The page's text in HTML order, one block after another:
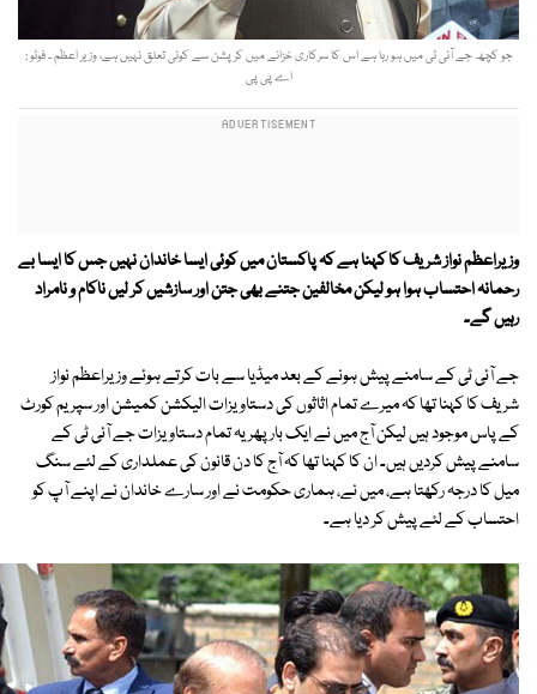
جو کچھ جے آئی ٹی میں ہو رہا ہے اس کا سرکاری خزانے میں کرپشن سے کوئی تعلق نہیں ہے، وزیر اعظم ۔ فوٹو :
اے پی پی
وزیراعظم نواز شریف کا کہنا ہے کہ پاکستان میں کوئی ایسا خاندان نہیں جس کا ایسا بے
رحمانہ احتساب ہوا ہو لیکن مخالفین جتنے بھی جتن اور سازشیں کر لیں ناکام و نامراد
رہیں گے۔
جے آئی ٹی کے سامنے پیش ہونے کے بعد میڈیا سے بات کرتے ہوئے وزیراعظم نواز
شریف کا کہنا تھا کہ میرے تمام اثاثوں کی دستاویزات الیکشن کمیشن اور سپریم کورٹ
کے پاس موجود ہیں لیکن آج میں نے ایک بار پھر یہ تمام دستاویزات جے آئی ٹی کے
سامنے پیش کردیں ہیں۔ ان کا کہنا تھا کہ آج کا دن قانون کی عملداری کے لئے سنگ
میل کا درجہ رکھتا ہے، میں نے، ہماری حکومت نے اور سارے خاندان نے اپنے آپ کو
احتساب کے لئے پیش کر دیا ہے۔